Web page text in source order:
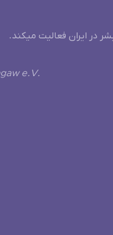
در ایران فعالیت میکند.
e.V.